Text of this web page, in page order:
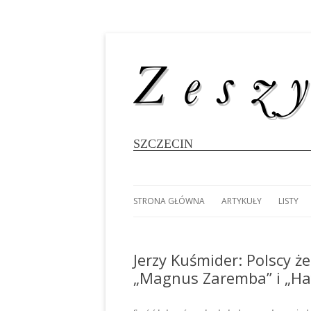
SZCZECIN
STRONA GŁÓWNA
FOTOGALERIA: 80 LAT
SZCZECIŃSKIEGO ŻEGLARSTWA
ARTYKUŁY
MAREK SŁODOWNIK:
LISTY
Jerzy Kuśmider: Polscy
„Magnus Zaremba” i